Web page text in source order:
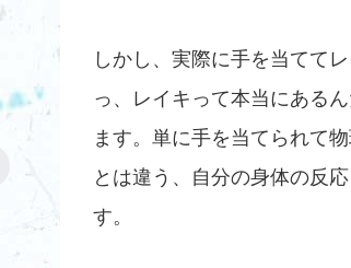
しかし、実際に手を当てて
っ、レイキって本当にある
ます。単に手を当てられて
とは違う、自分の身体の反
す。